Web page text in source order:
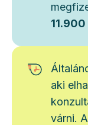
aki
várni.